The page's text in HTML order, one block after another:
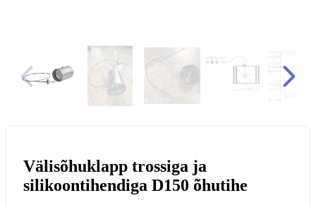
Välisõhuklapp trossiga ja
silikoontihendiga D150 õhutihe